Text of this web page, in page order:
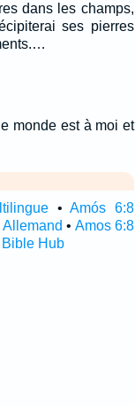
dans les champs,
ses pierres
monde est à moi et
•Amós 6:8
• Amos 6:8
Bible Hub